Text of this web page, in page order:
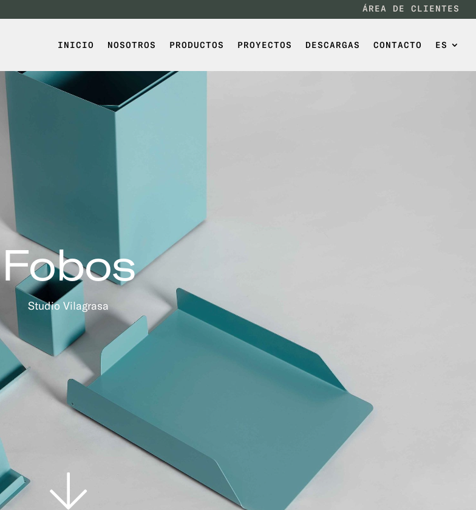
ÁREA DE CLIENTES
INICIO NOSOTROS PRODUCTOS PROYECTOS DESCARGAS CONTACTO ES
Fobos
Studio Vilagrasa